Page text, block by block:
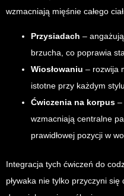
wzmacniają mięśnie całego
Przysiadach –
brzucha, co poprawia
Wiosłowaniu – rozwija
istotne przy każdym stylu
Ćwiczenia na korpus –
wzmacniają centralne
prawidłowej pozycji w
Integracja tych ćwiczeń do
pływaka nie tylko przyczyni